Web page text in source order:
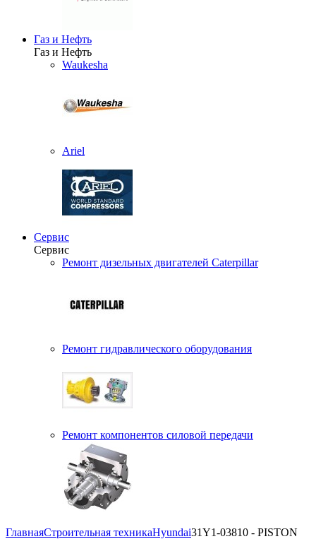
Газ и Нефть
Газ и Нефть
Waukesha
Ariel
Сервис
Сервис
Ремонт дизельных двигателей Caterpillar
Ремонт гидравлического оборудования
Ремонт компонентов силовой передачи
ГлавнаяСтроительная техникаHyundai31Y1-03810 - PISTON